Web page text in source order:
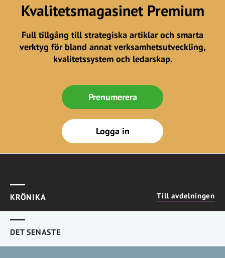
Kvalitetsmagasinet Premium
Full tillgång till strategiska artiklar och smarta
verktyg för bland annat verksamhetsutveckling,
kvalitetssystem och ledarskap.
Prenumerera
Logga in
KRÖNIKA Till avdelningen
DET SENASTE